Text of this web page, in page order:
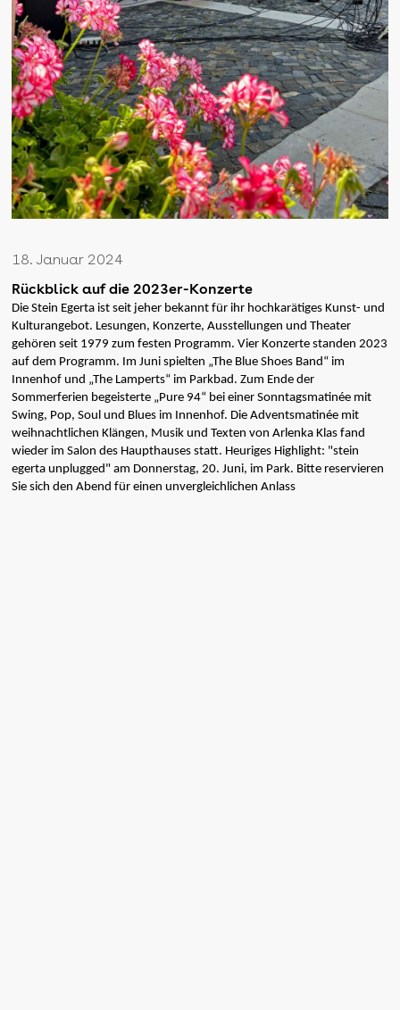
18. Januar 2024
Rückblick auf die 2023er-Konzerte
Die Stein Egerta ist seit jeher bekannt für ihr hochkarätiges Kunst- und
Kulturangebot. Lesungen, Konzerte, Ausstellungen und Theater
gehören seit 1979 zum festen Programm. Vier Konzerte standen 2023
auf dem Programm. Im Juni spielten „The Blue Shoes Band“ im
Innenhof und „The Lamperts“ im Parkbad. Zum Ende der
Sommerferien begeisterte „Pure 94“ bei einer Sonntagsmatinée mit
Swing, Pop, Soul und Blues im Innenhof. Die Adventsmatinée mit
weihnachtlichen Klängen, Musik und Texten von Arlenka Klas fand
wieder im Salon des Haupthauses statt. Heuriges Highlight: "stein
egerta unplugged" am Donnerstag, 20. Juni, im Park. Bitte reservieren
Sie sich den Abend für einen unvergleichlichen Anlass